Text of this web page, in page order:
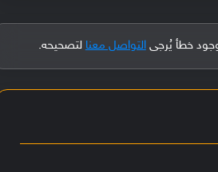
التواصل معنا لتصحيحه.